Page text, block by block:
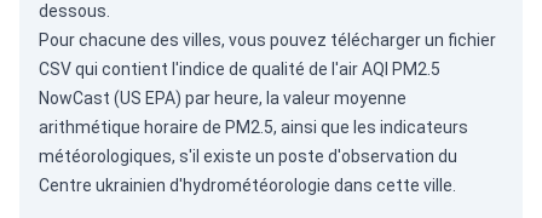
dessous.
Pour chacune des villes, vous pouvez télécharger un fichier
CSV qui contient l'indice de qualité de l'air AQI PM2.5
NowCast (US EPA) par heure, la valeur moyenne
arithmétique horaire de PM2.5, ainsi que les indicateurs
météorologiques, s'il existe un poste d'observation du
Centre ukrainien d'hydrométéorologie dans cette ville.